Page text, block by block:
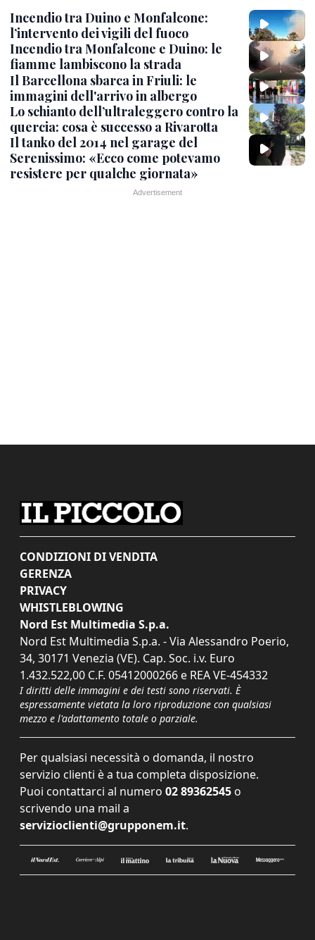
Incendio tra Duino e Monfalcone:
l’intervento dei vigili del fuoco
Incendio tra Monfalcone e Duino: le
fiamme lambiscono la strada
Il Barcellona sbarca in Friuli: le
immagini dell'arrivo in albergo
Lo schianto dell’ultraleggero contro la
quercia: cosa è successo a Rivarotta
Il tanko del 2014 nel garage del
Serenissimo: «Ecco come potevamo
resistere per qualche giornata»
CONDIZIONI DI VENDITA
GERENZA
PRIVACY
WHISTLEBLOWING
Nord Est Multimedia S.p.a.
Nord Est Multimedia S.p.a. - Via Alessandro Poerio,
34, 30171 Venezia (VE). Cap. Soc. i.v. Euro
1.432.522,00 C.F. 05412000266 e REA VE-454332
I diritti delle immagini e dei testi sono riservati. È
espressamente vietata la loro riproduzione con qualsiasi
mezzo e l'adattamento totale o parziale.
Per qualsiasi necessità o domanda, il nostro
servizio clienti è a tua completa disposizione.
Puoi contattarci al numero 02 89362545 o
scrivendo una mail a
servizioclienti@grupponem.it.